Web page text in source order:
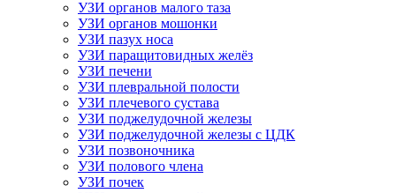
УЗИ органов малого таза
УЗИ органов мошонки
УЗИ пазух носа
УЗИ паращитовидных желёз
УЗИ печени
УЗИ плевральной полости
УЗИ плечевого сустава
УЗИ поджелудочной железы
УЗИ поджелудочной железы с ЦДК
УЗИ позвоночника
УЗИ полового члена
УЗИ почек